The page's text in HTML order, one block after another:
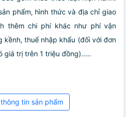
phẩm, hình thức và địa chỉ giao
thêm chi phí khác như phí vận
kềnh, thuế nhập khẩu (đối với đơn
giá trị trên 1 triệu đồng).....
tin sản phẩm